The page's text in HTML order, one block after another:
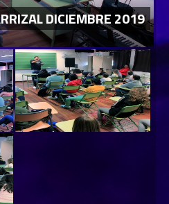
DICIEMBRE 2019